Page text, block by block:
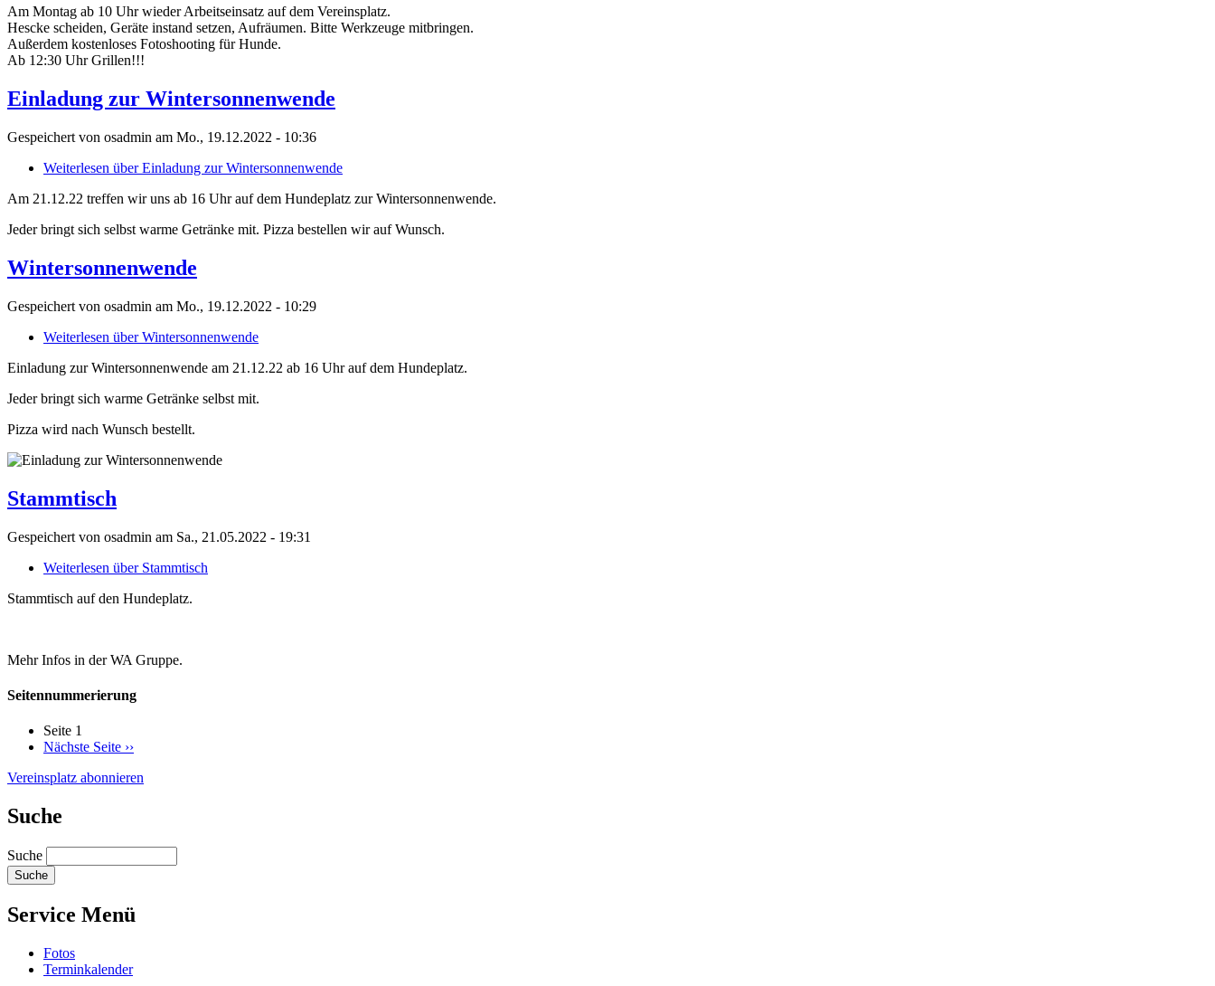
Am Montag ab 10 Uhr wieder Arbeitseinsatz auf dem Vereinsplatz.
Hescke scheiden, Geräte instand setzen, Aufräumen. Bitte Werkzeuge mitbringen.
Außerdem kostenloses Fotoshooting für Hunde.
Ab 12:30 Uhr Grillen!!!
Einladung zur Wintersonnenwende
Gespeichert von osadmin am Mo., 19.12.2022 - 10:36
Weiterlesen über Einladung zur Wintersonnenwende
Am 21.12.22 treffen wir uns ab 16 Uhr auf dem Hundeplatz zur Wintersonnenwende.
Jeder bringt sich selbst warme Getränke mit. Pizza bestellen wir auf Wunsch.
Wintersonnenwende
Gespeichert von osadmin am Mo., 19.12.2022 - 10:29
Weiterlesen über Wintersonnenwende
Einladung zur Wintersonnenwende am 21.12.22 ab 16 Uhr auf dem Hundeplatz.
Jeder bringt sich warme Getränke selbst mit.
Pizza wird nach Wunsch bestellt.
Stammtisch
Gespeichert von osadmin am Sa., 21.05.2022 - 19:31
Weiterlesen über Stammtisch
Stammtisch auf den Hundeplatz.
Mehr Infos in der WA Gruppe.
Seitennummerierung
Seite 1
Nächste Seite ››
Vereinsplatz abonnieren
Suche
Suche
Service Menü
Fotos
Terminkalender